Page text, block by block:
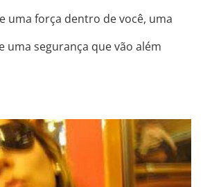
uma força dentro de você, uma
uma segurança que vão além